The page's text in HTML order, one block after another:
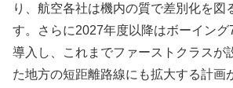
り、航空各社は機内の質で差別化を図
す。さらに2027年度以降はボーイング
導入し、これまでファーストクラスが
た地方の短距離路線にも拡大する計画